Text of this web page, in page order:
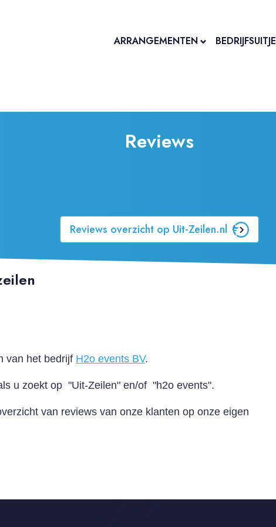
ARRANGEMENTEN BEDRIJFSUITJE
Reviews
Reviews overzicht op Uit-Zeilen.nl
van het bedrijf H2o events BV.
u zoekt op "Uit-Zeilen" en/of "h2o events".
van reviews van onze klanten op onze eigen